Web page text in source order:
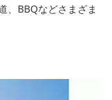
、BBQなどさまざま